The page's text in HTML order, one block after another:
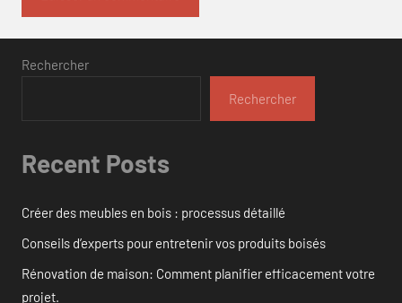
Rechercher
Rechercher
Recent Posts
Créer des meubles en bois : processus détaillé
Conseils d’experts pour entretenir vos produits boisés
Rénovation de maison: Comment planifier efficacement votre
projet.